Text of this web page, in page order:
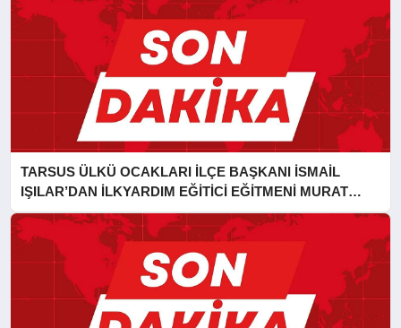
TARSUS ÜLKÜ OCAKLARI İLÇE BAŞKANI İSMAİL
IŞILAR’DAN İLKYARDIM EĞİTİCİ EĞİTMENİ MURAT
CAN FİDAN’A ZİYARET